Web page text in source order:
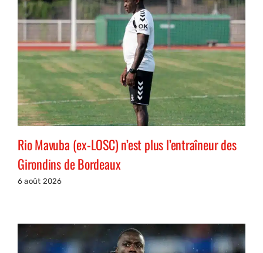
Rio Mavuba (ex-LOSC) n’est plus l’entraîneur des
Girondins de Bordeaux
6 août 2026